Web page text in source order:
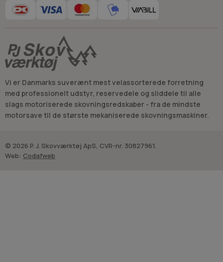
Vi er Danmarks suverænt mest velassorterede forretning
med professionelt udstyr, reservedele og sliddele til alle
slags motoriserede skovningsredskaber - fra de mindste
motorsave til de største mekaniserede skovningsmaskiner.
© 2026 P. J. Skovværktøj ApS, CVR-nr. 30827961.
Web: Codafweb